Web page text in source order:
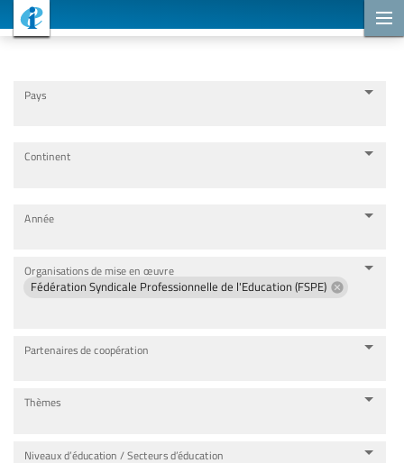
Pays
Continent
Année
Organisations de mise en œuvre
Fédération Syndicale Professionnelle de l'Education (FSPE)
Partenaires de coopération
Thèmes
Niveaux d’éducation / Secteurs d’éducation